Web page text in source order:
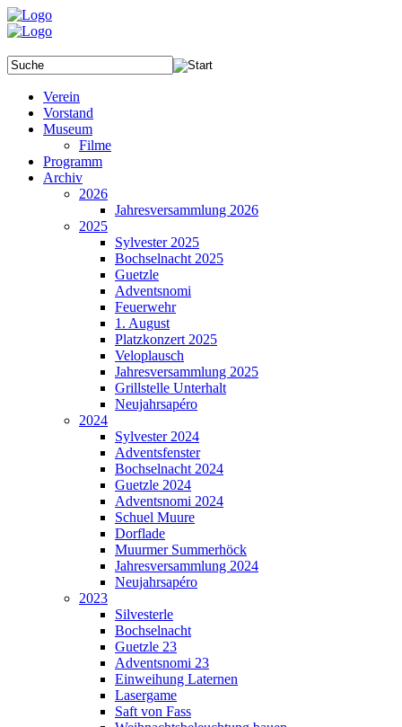
Verein
Vorstand
Museum
Filme
Programm
Archiv
2026
Jahresversammlung 2026
2025
Sylvester 2025
Bochselnacht 2025
Guetzle
Adventsnomi
Feuerwehr
1. August
Platzkonzert 2025
Veloplausch
Jahresversammlung 2025
Grillstelle Unterhalt
Neujahrsapéro
2024
Sylvester 2024
Adventsfenster
Bochselnacht 2024
Guetzle 2024
Adventsnomi 2024
Schuel Muure
Dorflade
Muurmer Summerhöck
Jahresversammlung 2024
Neujahrsapéro
2023
Silvesterle
Bochselnacht
Guetzle 23
Adventsnomi 23
Einweihung Laternen
Lasergame
Saft von Fass